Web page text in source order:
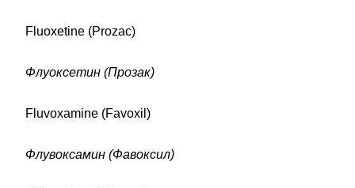
Fluoxetine (Prozac)
Флуоксетин (Прозак)
Fluvoxamine (Favoxil)
Флувоксамин (Фавоксил)